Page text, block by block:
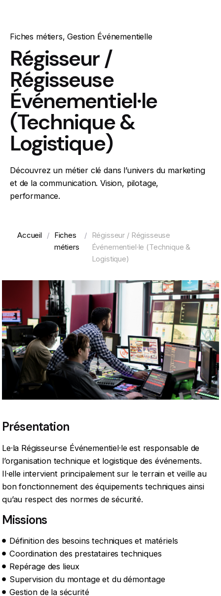
Fiches métiers,Gestion Événementielle
Régisseur /
Régisseuse
Événementiel·le
(Technique &
Logistique)
Découvrez un métier clé dans l’univers du marketing
et de la communication. Vision, pilotage,
performance.
Accueil / Fiches
métiers
/
Régisseur / Régisseuse
Événementiel·le (Technique &
Logistique)
Présentation
Le·la Régisseur·se Événementiel·le est responsable de
l’organisation technique et logistique des événements.
Il·elle intervient principalement sur le terrain et veille au
bon fonctionnement des équipements techniques ainsi
qu’au respect des normes de sécurité.
Missions
Définition des besoins techniques et matériels
Coordination des prestataires techniques
Repérage des lieux
Supervision du montage et du démontage
Gestion de la sécurité